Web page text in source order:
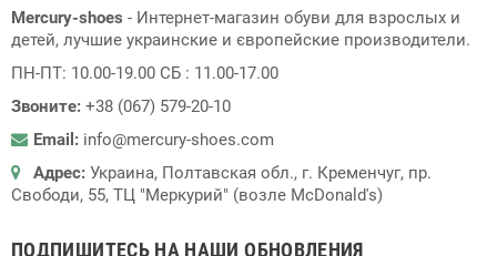
Mercury-shoes - Интернет-магазин обуви для взрослых и
детей, лучшие украинские и європейские производители.
ПН-ПТ: 10.00-19.00 СБ : 11.00-17.00
Звоните: +38 (067) 579-20-10
Email: info@mercury-shoes.com
Адрес: Украина, Полтавская обл., г. Кременчуг, пр.
Свободи, 55, ТЦ "Меркурий" (возле McDonald's)
ПОДПИШИТЕСЬ НА НАШИ ОБНОВЛЕНИЯ